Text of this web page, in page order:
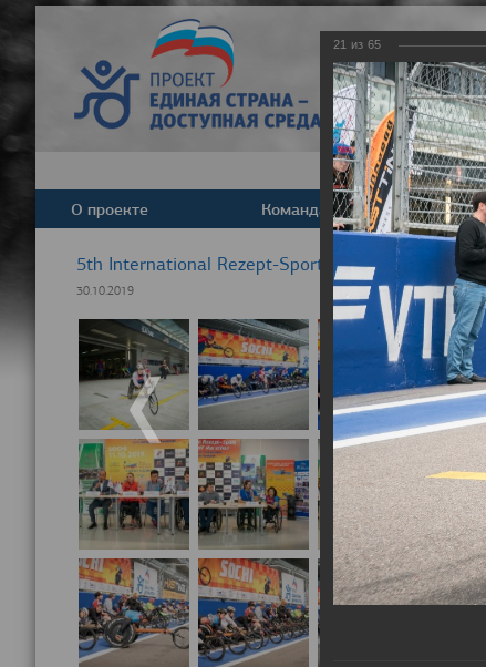
О проекте Команда
5th International Rezept-Sport Wheelchair Half
30.10.2019
21 из 65